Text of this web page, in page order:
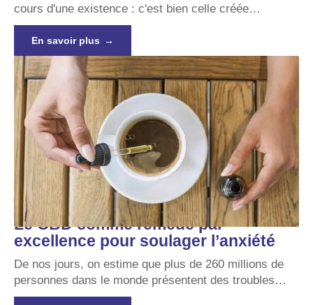
cours d'une existence : c'est bien celle créée…
En savoir plus
Le CBD comme remède par
excellence pour soulager l’anxiété
De nos jours, on estime que plus de 260 millions de
personnes dans le monde présentent des troubles…